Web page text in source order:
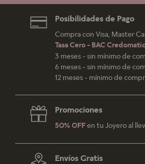
Posibilidades de Pago
Compra con Visa, Master
Tasa Cero - BAC
3 meses - sin mínimo de
6 meses - sin mínimo de
12 meses - mínimo de
Promociones
50% OFFen tu Joyero al
Envíos Gratis